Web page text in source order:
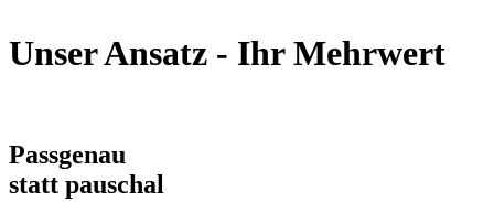
Unser Ansatz - Ihr Mehrwert
Passgenau
statt pauschal